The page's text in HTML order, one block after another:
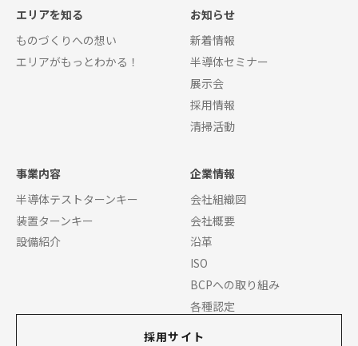
エリアを知る
ものづくりへの想い
エリアがもっとわかる！
お知らせ
新着情報
半導体セミナー
展示会
採用情報
清掃活動
事業内容
半導体テストターンキー
装置ターンキー
設備紹介
企業情報
会社組織図
会社概要
沿革
ISO
BCPへの取り組み
各種認定
採用サイト